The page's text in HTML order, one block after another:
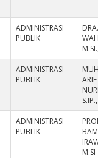
ADMINISTRASI
PUBLIK
ADMINISTRASI
PUBLIK
ARIF
ADMINISTRASI
PUBLIK
M.SI